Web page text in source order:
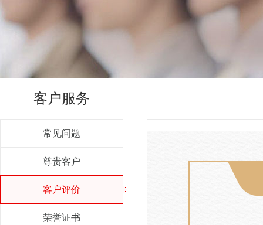
客户服务
常见问题
尊贵客户
客户评价
荣誉证书